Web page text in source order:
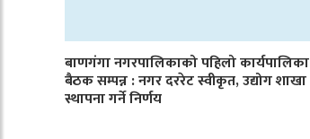
बाणगंगा नगरपालिकाको पहिलो कार्यपालिका
बैठक सम्पन्न : नगर दररेट स्वीकृत, उद्योग शाखा
स्थापना गर्ने निर्णय